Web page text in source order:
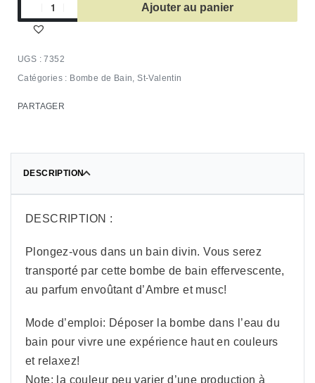
Ajouter au panier
7352
Catégories : Bombe de Bain ,St-Valentin
PARTAGER
DESCRIPTION
DESCRIPTION :
Plongez-vous dans un bain divin. Vous serez
transporté par cette bombe de bain effervescente,
au parfum envoûtant d’Ambre et musc!
Mode d’emploi: Déposer la bombe dans l’eau du
bain pour vivre une expérience haut en couleurs
et relaxez!
Note: la couleur peu varier d’une production à